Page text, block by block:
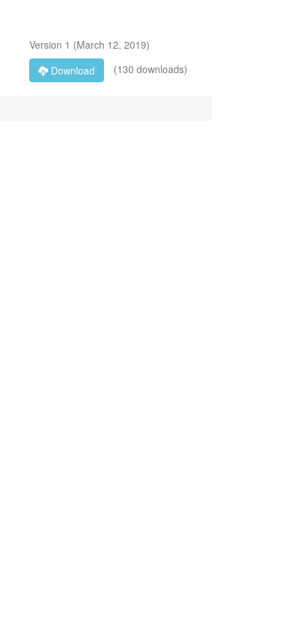
Version 1 (March 12, 2019)
Download
(130 downloads)